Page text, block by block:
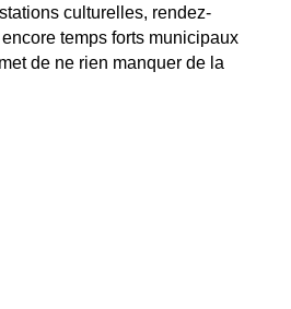
culturelles, rendez-
temps forts municipaux
de ne rien manquer de la